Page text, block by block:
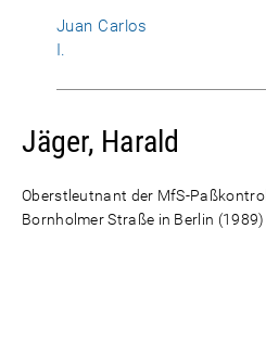
Juan Carlos
I.
Jäger, Harald
Oberstleutnant der MfS-
Bornholmer Straße in Berlin (1989)